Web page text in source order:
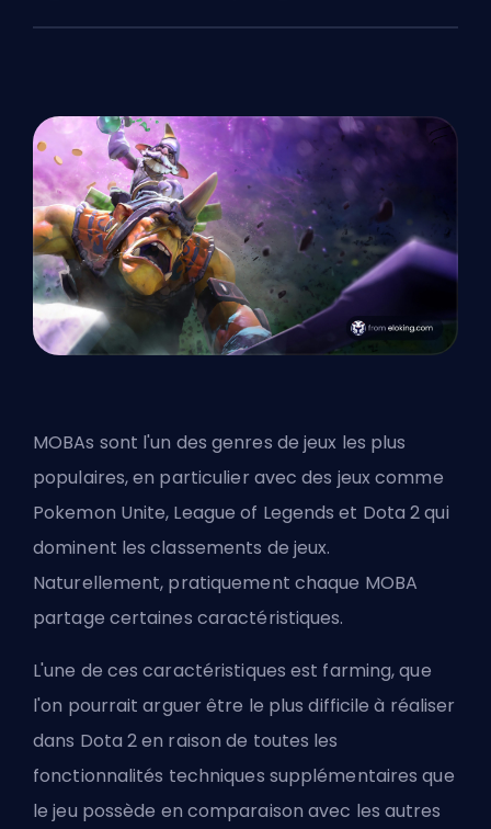
MOBAs sont l'un des genres de jeux les plus
populaires, en particulier avec des jeux comme
Pokemon Unite, League of Legends et Dota 2 qui
dominent les classements de jeux.
Naturellement, pratiquement chaque MOBA
partage certaines caractéristiques.
L'une de ces caractéristiques est farming, que
l'on pourrait arguer être le plus difficile à réaliser
dans Dota 2 en raison de toutes les
fonctionnalités techniques supplémentaires que
le jeu possède en comparaison avec les autres